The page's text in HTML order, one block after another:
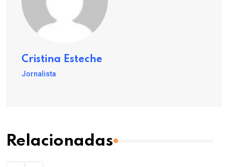
Cristina Esteche
Jornalista
Relacionadas